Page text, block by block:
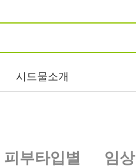
시드물소개
피부타입별 임